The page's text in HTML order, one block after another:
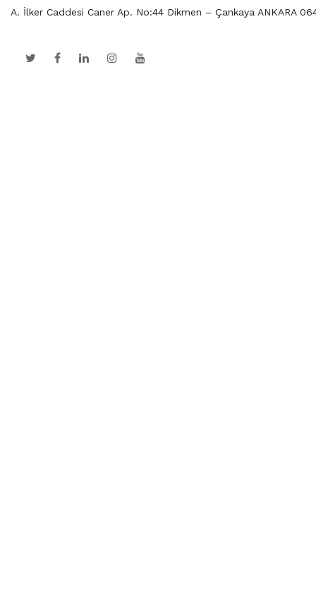
A. İlker Caddesi Caner Ap. No:44 Dikmen – Çankaya ANKARA